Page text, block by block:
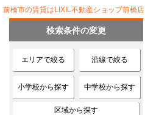
前橋市の賃貸はLIXIL不動産ショップ前橋店
検索条件の変更
エリアで絞る 沿線で絞る
小学校から探す 中学校から探す
区域から探す